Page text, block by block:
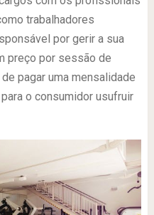
trabalhadores
por gerir a sua
preço por sessão de
pagar uma mensalidade
o consumidor usufruir